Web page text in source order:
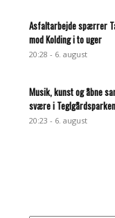
Asfaltarbejde spærrer
mod Kolding i to uger
20:28 - 6. august
Musik, kunst og åbne
svære i Teglgårdsparken
20:23 - 6. august